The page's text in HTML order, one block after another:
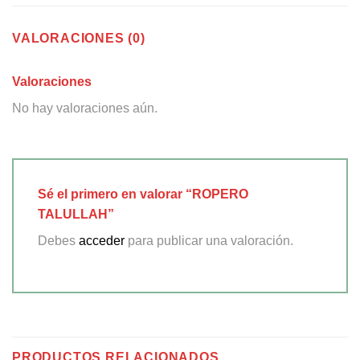
VALORACIONES (0)
Valoraciones
No hay valoraciones aún.
Sé el primero en valorar “ROPERO
TALULLAH”
Debes acceder para publicar una valoración.